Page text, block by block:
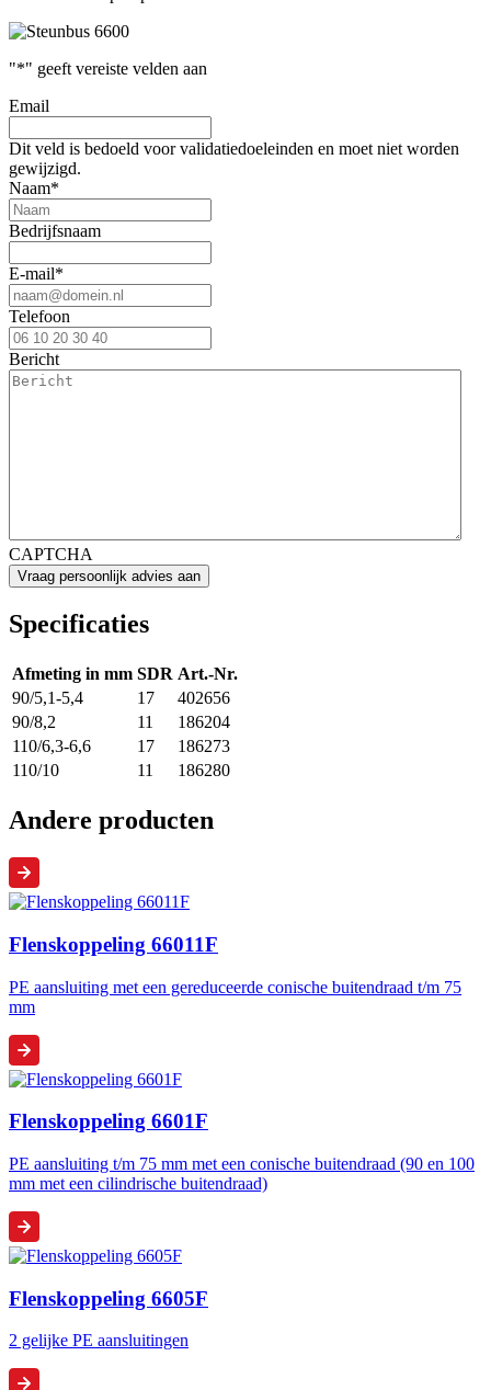
"*" geeft vereiste velden aan
Email
Dit veld is bedoeld voor validatiedoeleinden en moet niet worden
gewijzigd.
Naam*
Bedrijfsnaam
E-mail*
Telefoon
Bericht
CAPTCHA
Specificaties
Afmeting in mm SDR Art.-Nr.
90/5,1-5,4
17
402656
90/8,2
11
186204
110/6,3-6,6
17
186273
110/10
11 186280
Andere producten
Flenskoppeling 66011F
PE aansluiting met een gereduceerde conische buitendraad t/m 75
mm
Flenskoppeling 6601F
PE aansluiting t/m 75 mm met een conische buitendraad (90 en 100
mm met een cilindrische buitendraad)
Flenskoppeling 6605F
2 gelijke PE aansluitingen